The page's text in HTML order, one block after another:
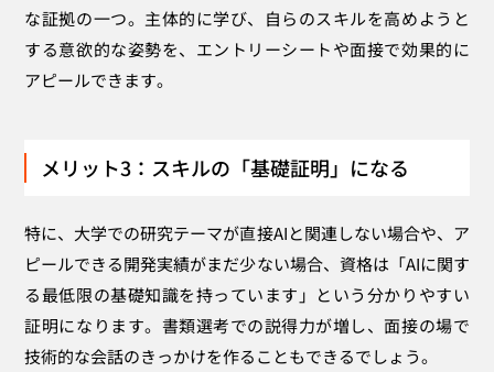
な証拠の一つ。主体的に学び、自らのスキルを高めようと
する意欲的な姿勢を、エントリーシートや面接で効果的に
アピールできます。
メリット3：スキルの「基礎証明」になる
特に、大学での研究テーマが直接AIと関連しない場合や、ア
ピールできる開発実績がまだ少ない場合、資格は「AIに関す
る最低限の基礎知識を持っています」という分かりやすい
証明になります。書類選考での説得力が増し、面接の場で
技術的な会話のきっかけを作ることもできるでしょう。